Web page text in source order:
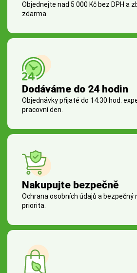
Objednejte nad 5 000 Kč bez DPH a
zdarma.
Dodáváme do 24 hodin
Objednávky přijaté do 14:30 hod.
pracovní den.
Nakupujte bezpečně
Ochrana osobních údajů a bezpečný
priorita.